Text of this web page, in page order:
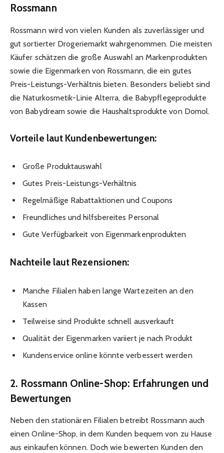
Rossmann
Rossmann wird von vielen Kunden als zuverlässiger und
gut sortierter Drogeriemarkt wahrgenommen. Die meisten
Käufer schätzen die große Auswahl an Markenprodukten
sowie die Eigenmarken von Rossmann, die ein gutes
Preis-Leistungs-Verhältnis bieten. Besonders beliebt sind
die Naturkosmetik-Linie Alterra, die Babypflegeprodukte
von Babydream sowie die Haushaltsprodukte von Domol.
Vorteile laut Kundenbewertungen:
Große Produktauswahl
Gutes Preis-Leistungs-Verhältnis
Regelmäßige Rabattaktionen und Coupons
Freundliches und hilfsbereites Personal
Gute Verfügbarkeit von Eigenmarkenprodukten
Nachteile laut Rezensionen:
Manche Filialen haben lange Wartezeiten an den
Kassen
Teilweise sind Produkte schnell ausverkauft
Qualität der Eigenmarken variiert je nach Produkt
Kundenservice online könnte verbessert werden
2. Rossmann Online-Shop: Erfahrungen und
Bewertungen
Neben den stationären Filialen betreibt Rossmann auch
einen Online-Shop, in dem Kunden bequem von zu Hause
aus einkaufen können. Doch wie bewerten Kunden den